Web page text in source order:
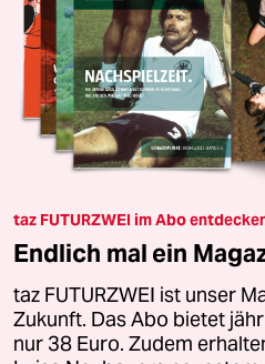
taz FUTURZWEI im Abo
Endlich mal ein
taz FUTURZWEI ist unser
Zukunft. Das Abo bietet
nur 38 Euro. Zudem